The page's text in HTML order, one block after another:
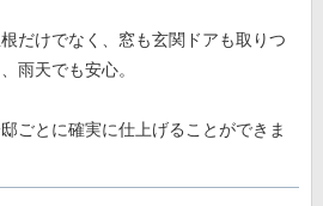
だけでなく、窓も玄関ドアも取りつ
雨天でも安心。
ごとに確実に仕上げることができま